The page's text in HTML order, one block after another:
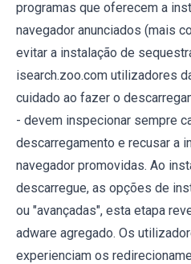
programas que oferecem a
navegador anunciados (mais
evitar a instalação de
isearch.zoo.com utilizadores
cuidado ao fazer o
- devem inspecionar sempre
descarregamento e recusar a
navegador promovidas. Ao
descarregue, as opções de
ou "avançadas", esta etapa
adware agregado. Os
experienciam os